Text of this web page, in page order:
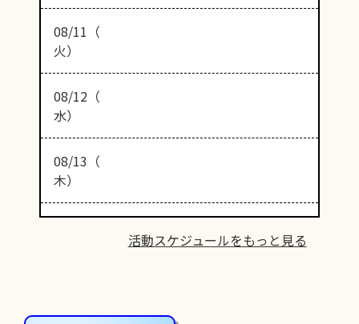
08/11（
火）
08/12（
水）
08/13（
木）
活動スケジュールをもっと見る